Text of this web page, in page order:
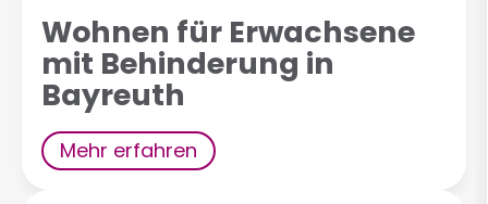
Wohnen für Erwachsene
mit Behinderung in
Bayreuth
Mehr erfahren